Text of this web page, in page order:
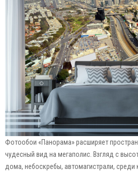
Фотообои «Панорама» расширяет
чудесный вид на мегаполис. Взгляд с
дома, небоскребы, автомагистрали,